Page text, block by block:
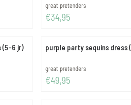
Merk:
great pretenders
Prijs: 34,95
€34,95
(5-6 jr) purple party sequins dress
Merk:
great pretenders
Prijs: 49,95
€49,95